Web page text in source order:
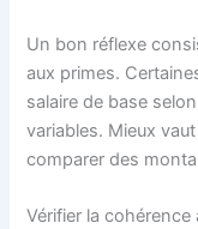
Un bon réflexe
aux primes.
salaire de base
variables. Mieux
comparer des
Vérifier la